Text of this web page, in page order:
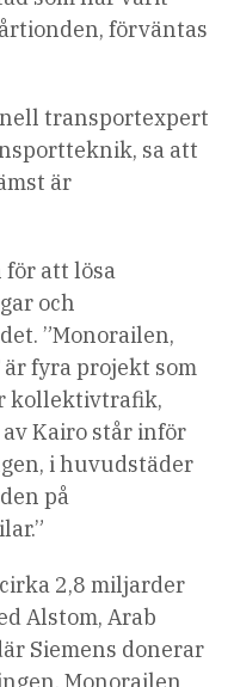
förväntas
transportexpert
sa att
är
för att lösa
och
”Monorailen,
fyra projekt som
kollektivtrafik,
Kairo står inför
i huvudstäder
på
2,8 miljarder
Alstom, Arab
Siemens donerar
Monorailen